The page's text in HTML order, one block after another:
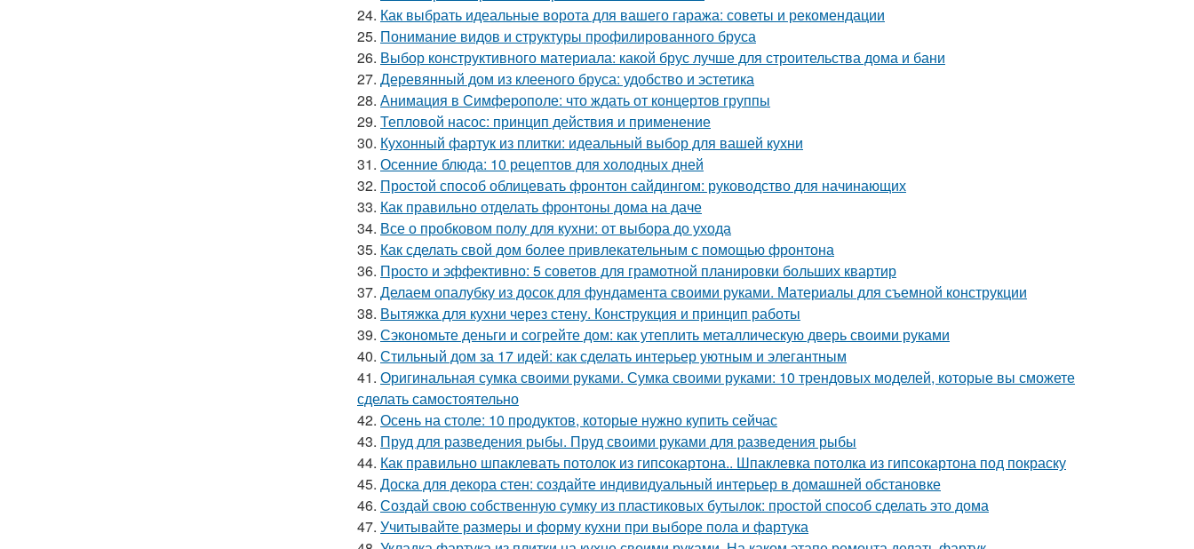
24. Как выбрать идеальные ворота для вашего гаража: советы и рекомендации
25. Понимание видов и структуры профилированного бруса
26. Выбор конструктивного материала: какой брус лучше для строительства дома и бани
27. Деревянный дом из клееного бруса: удобство и эстетика
28. Анимация в Симферополе: что ждать от концертов группы
29. Тепловой насос: принцип действия и применение
30. Кухонный фартук из плитки: идеальный выбор для вашей кухни
31. Осенние блюда: 10 рецептов для холодных дней
32. Простой способ облицевать фронтон сайдингом: руководство для начинающих
33. Как правильно отделать фронтоны дома на даче
34. Все о пробковом полу для кухни: от выбора до ухода
35. Как сделать свой дом более привлекательным с помощью фронтона
36. Просто и эффективно: 5 советов для грамотной планировки больших квартир
37. Делаем опалубку из досок для фундамента своими руками. Материалы для съемной конструкции
38. Вытяжка для кухни через стену. Конструкция и принцип работы
39. Сэкономьте деньги и согрейте дом: как утеплить металлическую дверь своими руками
40. Стильный дом за 17 идей: как сделать интерьер уютным и элегантным
41. Оригинальная сумка своими руками. Сумка своими руками: 10 трендовых моделей, которые вы сможете
сделать самостоятельно
42. Осень на столе: 10 продуктов, которые нужно купить сейчас
43. Пруд для разведения рыбы. Пруд своими руками для разведения рыбы
44. Как правильно шпаклевать потолок из гипсокартона.. Шпаклевка потолка из гипсокартона под покраску
45. Доска для декора стен: создайте индивидуальный интерьер в домашней обстановке
46. Создай свою собственную сумку из пластиковых бутылок: простой способ сделать это дома
47. Учитывайте размеры и форму кухни при выборе пола и фартука